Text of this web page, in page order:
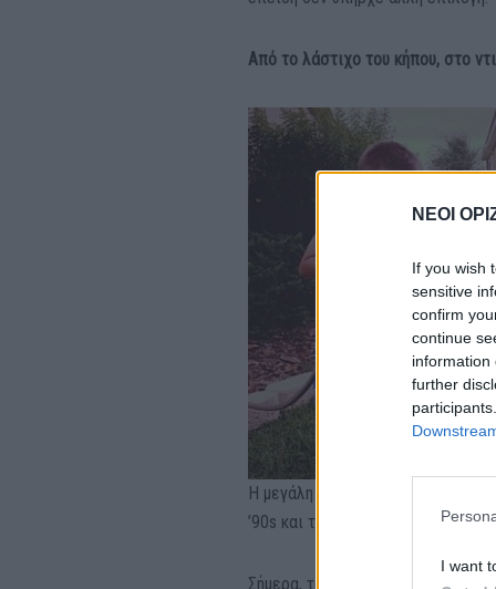
ΝΕΟΙ
If you wish
sensitive
confirm
continue
information
further
I want
Από το λάστιχο του κήπου, στο
Η μεγάλη ειρωνεία είναι ότι
’90s και των ’00s, αλλάζοντας
Σήμερα, το να μιλάς για τα